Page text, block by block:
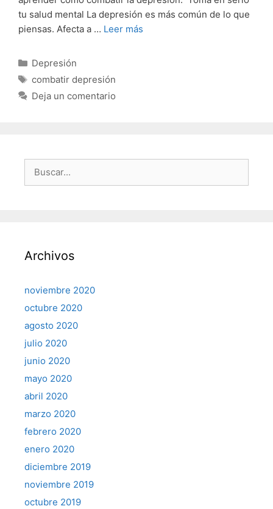
tu salud mental La depresión es más común de lo que
piensas. Afecta a … Leer más
Categorías
Depresión
Etiquetas
combatir depresión
Deja un comentario
Archivos
noviembre 2020
octubre 2020
agosto 2020
julio 2020
junio 2020
mayo 2020
abril 2020
marzo 2020
febrero 2020
enero 2020
diciembre 2019
noviembre 2019
octubre 2019